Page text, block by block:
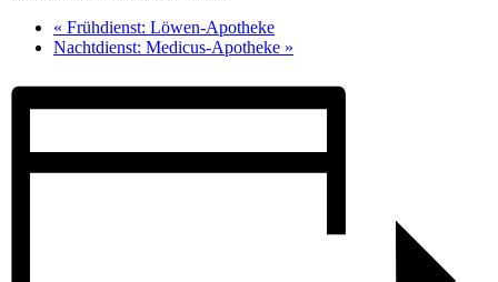
« Frühdienst: Löwen-Apotheke
Nachtdienst: Medicus-Apotheke »